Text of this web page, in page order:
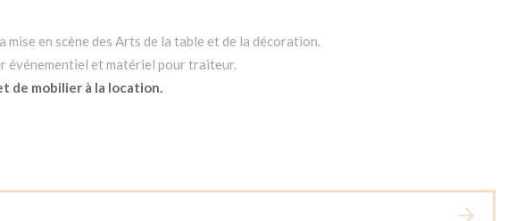
en scène des Arts de la table et de la décoration.
événementiel et matériel pour traiteur.
de mobilier à la location.